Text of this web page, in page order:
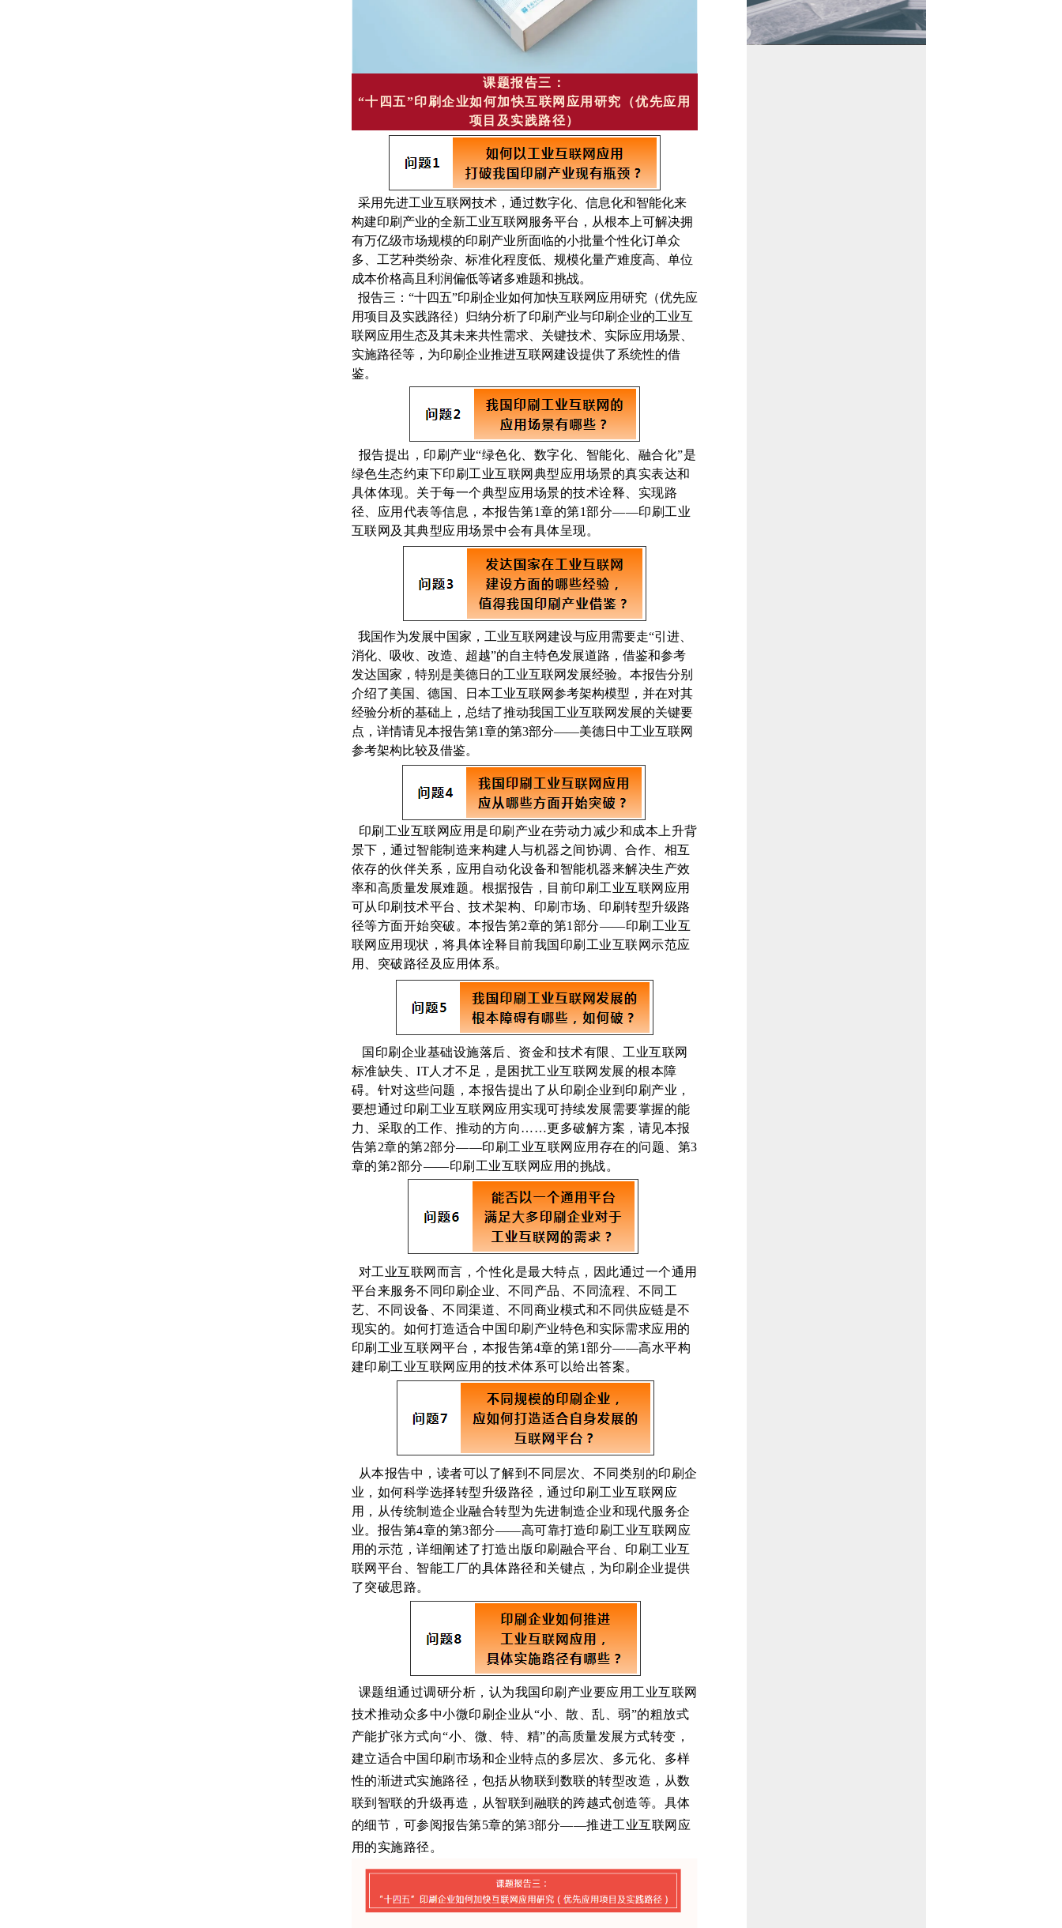
课题报告三：
“十四五”印刷企业如何加快互联网应用研究
（优先应用
项目及实践路径）
采用先进工业互联网技术，通过数字化、信息化和智能化来
构建印刷产业的全新工业互联网服务平台，从根本上可解决拥
有万亿级市场规模的印刷产业所面临的小批量个性化订单众
多、工艺种类纷杂、标准化程度低、规模化量产难度高、单位
成本价格高且利润偏低等诸多难题和挑战。
报告三：“十四五”印刷企业如何加快互联网应用研究（优先应
用项目及实践路径）归纳分析了印刷产业与印刷企业的工业互
联网应用生态及其未来共性需求、关键技术、实际应用场景、
实施路径等，为印刷企业推进互联网建设提供了系统性的借
鉴。
报告提出，印刷产业“绿色化、数字化、智能化、融合化”是
绿色生态约束下印刷工业互联网典型应用场景的真实表达和
具体体现。关于每一个典型应用场景的技术诠释、实现路
径、应用代表等信息，本报告第1章的第1部分——印刷工业
互联网及其典型应用场景中会有具体呈现。
我国作为发展中国家，工业互联网建设与应用需要走“引进、
消化、吸收、改造、超越”的自主特色发展道路，借鉴和参考
发达国家，特别是美德日的工业互联网发展经验。本报告分别
介绍了美国、德国、日本工业互联网参考架构模型，并在对其
经验分析的基础上，总结了推动我国工业互联网发展的关键要
点，详情请见本报告第1章的第3部分——美德日中工业互联网
参考架构比较及借鉴。
印刷工业互联网应用是印刷产业在劳动力减少和成本上升背
景下，通过智能制造来构建人与机器之间协调、合作、相互
依存的伙伴关系，应用自动化设备和智能机器来解决生产效
率和高质量发展难题。根据报告，目前印刷工业互联网应用
可从印刷技术平台、技术架构、印刷市场、印刷转型升级路
径等方面开始突破。本报告第2章的第1部分——印刷工业互
联网应用现状，将具体诠释目前我国印刷工业互联网示范应
用、突破路径及应用体系。
国印刷企业基础设施落后、资金和技术有限、工业互联网
标准缺失、IT人才不足，是困扰工业互联网发展的根本障
碍。针对这些问题，本报告提出了从印刷企业到印刷产业，
要想通过印刷工业互联网应用实现可持续发展需要掌握的能
力、采取的工作、推动的方向……更多破解方案，请见本报
告第2章的第2部分——印刷工业互联网应用存在的问题、第3
章的第2部分——印刷工业互联网应用的挑战。
对工业互联网而言，个性化是最大特点，因此通过一个通用
平台来服务不同印刷企业、不同产品、不同流程、不同工
艺、不同设备、不同渠道、不同商业模式和不同供应链是不
现实的。如何打造适合中国印刷产业特色和实际需求应用的
印刷工业互联网平台，本报告第4章的第1部分——高水平构
建印刷工业互联网应用的技术体系可以给出答案。
从本报告中，读者可以了解到不同层次、不同类别的印刷企
业，如何科学选择转型升级路径，通过印刷工业互联网应
用，从传统制造企业融合转型为先进制造企业和现代服务企
业。报告第4章的第3部分——高可靠打造印刷工业互联网应
用的示范，详细阐述了打造出版印刷融合平台、印刷工业互
联网平台、智能工厂的具体路径和关键点，为印刷企业提供
了突破思路。
课题组通过调研分析，认为我国印刷产业要应用工业互联网
技术推动众多中小微印刷企业从“小、散、乱、弱”的粗放式
产能扩张方式向“小、微、特、精”的高质量发展方式转变，
建立适合中国印刷市场和企业特点的多层次、多元化、多样
性的渐进式实施路径，包括从物联到数联的转型改造，从数
联到智联的升级再造，从智联到融联的跨越式创造等。具体
的细节，可参阅报告第5章的第3部分——推进工业互联网应
用的实施路径。